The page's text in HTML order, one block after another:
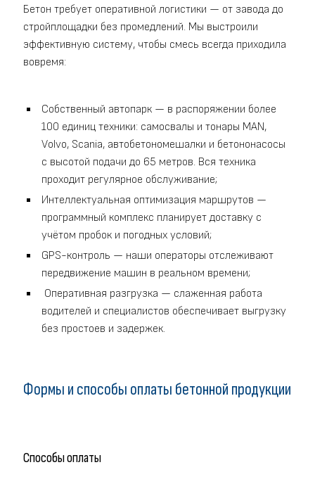
Бетон требует оперативной логистики — от завода до
стройплощадки без промедлений. Мы выстроили
эффективную систему, чтобы смесь всегда приходила
вовремя:
Собственный автопарк — в распоряжении более
100 единиц техники: самосвалы и тонары MAN,
Volvo, Scania, автобетономешалки и бетононасосы
с высотой подачи до 65 метров. Вся техника
проходит регулярное обслуживание;
Интеллектуальная оптимизация маршрутов —
программный комплекс планирует доставку с
учётом пробок и погодных условий;
GPS-контроль — наши операторы отслеживают
передвижение машин в реальном времени;
Оперативная разгрузка — слаженная работа
водителей и специалистов обеспечивает выгрузку
без простоев и задержек.
Формы и способы оплаты бетонной продукции
Способы оплаты